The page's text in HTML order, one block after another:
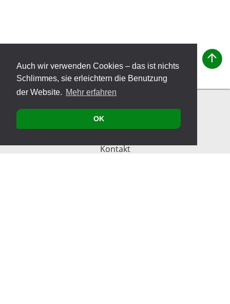
Auch wir verwenden Cookies – das ist nichts
Schlimmes, sie erleichtern die Benutzung
der Website. Mehr erfahren
OK
Kontakt